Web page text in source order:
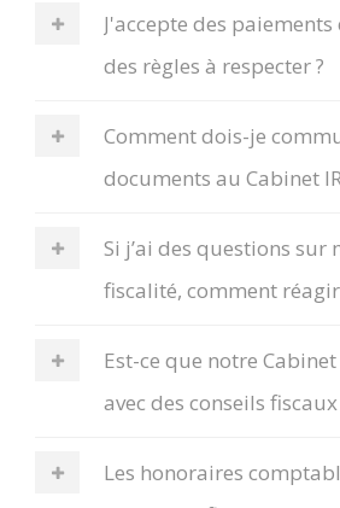
J'accepte des paiements
des règles à respecter ?
Comment dois-je
documents au Cabinet
Si j’ai des questions sur
fiscalité, comment réagir
Est-ce que notre
avec des conseils fiscaux
Les honoraires